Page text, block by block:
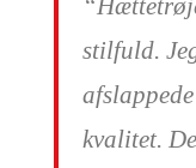
stilfuld.
kvalitet.